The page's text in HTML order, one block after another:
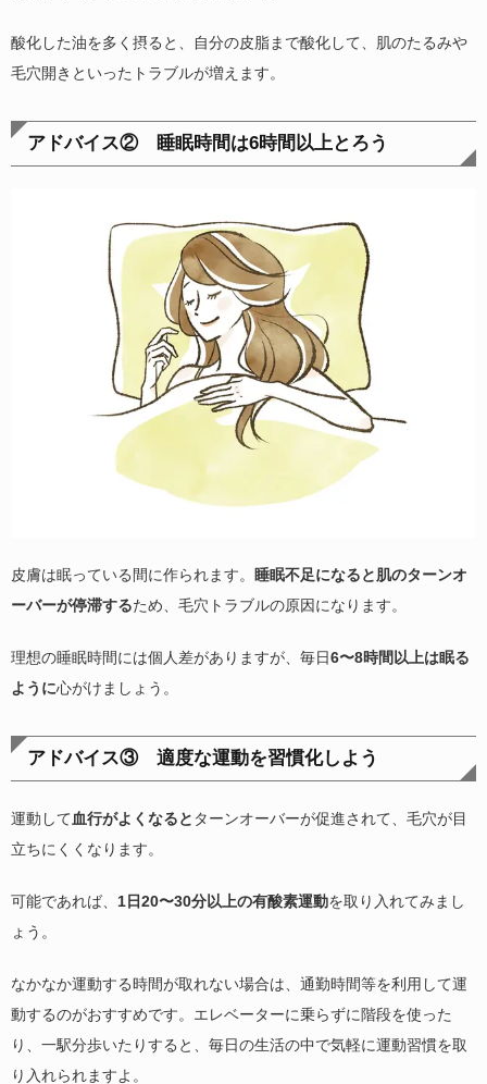
酸化した油を多く摂ると、自分の皮脂まで酸化して、肌のたるみや
毛穴開きといったトラブルが増えます。
アドバイス② 睡眠時間は6時間以上とろう
皮膚は眠っている間に作られます。 睡眠不足になると肌のターンオ
ーバーが停滞するため、毛穴トラブルの原因になります。
理想の睡眠時間には個人差がありますが、毎日6〜8時間以上は眠る
ように心がけましょう。
アドバイス③ 適度な運動を習慣化しよう
運動して血行がよくなると ターンオーバーが促進されて、毛穴が目
立ちにくくなります。
可能であれば、 1日20〜30分以上の有酸素運動を取り入れてみまし
ょう。
なかなか運動する時間が取れない場合は、通勤時間等を利用して運
動するのがおすすめです。エレベーターに乗らずに階段を使った
り、一駅分歩いたりすると、毎日の生活の中で気軽に運動習慣を取
り入れられますよ。